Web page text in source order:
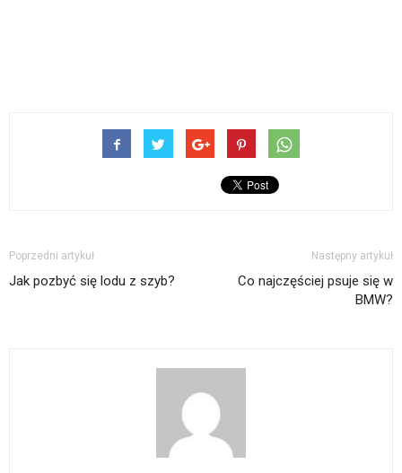
Poprzedni artykuł
Jak pozbyć się lodu z szyb?
Następny artykuł
Co najczęściej psuje się w
BMW?